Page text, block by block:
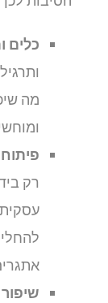
כלים
מה
פיתוח
רק
עסקית
אתגרים.
שיפור